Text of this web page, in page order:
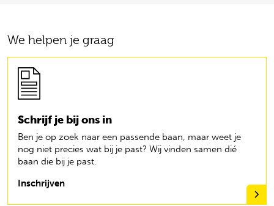
We helpen je graag
Schrijf je bij ons in
Ben je op zoek naar een passende baan, maar weet je
nog niet precies wat bij je past? Wij vinden samen dié
baan die bij je past.
Inschrijven